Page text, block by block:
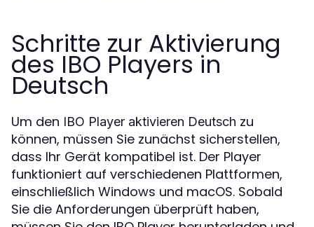
Schritte zur Aktivierung
des IBO Players in
Deutsch
Um den IBO Player aktivieren Deutsch zu
können, müssen Sie zunächst sicherstellen,
dass Ihr Gerät kompatibel ist. Der Player
funktioniert auf verschiedenen Plattformen,
einschließlich Windows und macOS. Sobald
Sie die Anforderungen überprüft haben,